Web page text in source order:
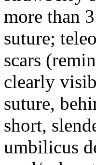
more than
suture;
scars
clearly
suture,
short,
umbilicus